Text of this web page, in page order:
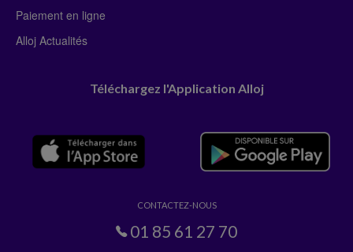
Paiement en ligne
Alloj Actualités
Téléchargez l'Application Alloj
CONTACTEZ-NOUS
01 85 61 27 70